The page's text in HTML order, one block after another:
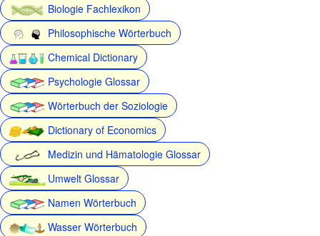
Biologie Fachlexikon
Philosophische Wörterbuch
Chemical Dictionary
Psychologie Glossar
Wörterbuch der Soziologie
Dictionary of Economics
Medizin und Hämatologie Glossar
Umwelt Glossar
Namen Wörterbuch
Wasser Wörterbuch